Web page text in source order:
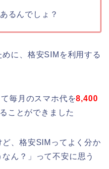
るんでしょ？
に、格安SIMを利用する
毎月のスマホ代を8,400
ことができました
ど、格安SIMってよく分か
ん？」って不安に思う